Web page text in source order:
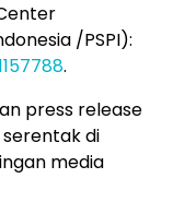
/PSPI):
.
press release
di
media